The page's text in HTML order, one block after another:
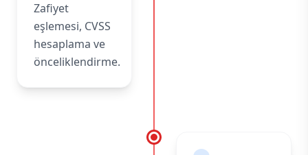
Zafiyet
eşlemesi, CVSS
hesaplama ve
önceliklendirme.